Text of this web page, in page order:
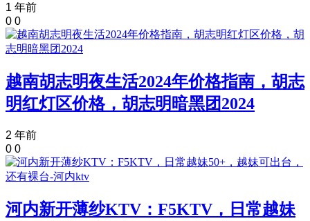
1 年前
0 0
越南胡志明夜生活2024年价格指南，胡志
明红灯区价格，胡志明暗黑团2024
2 年前
0 0
河内新开薄纱KTV：F5KTV，日常越妹